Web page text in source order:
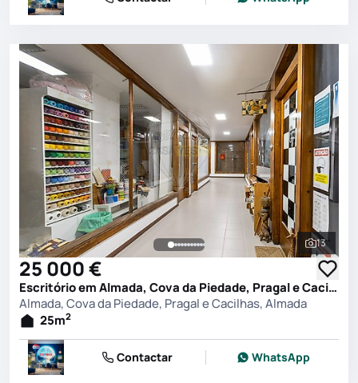
Ver
13
25 000 €
Escritório em Almada, Cova da Piedade, Pragal e Cacilhas, Almada
Almada, Cova da Piedade, Pragal e Cacilhas, Almada
25m2
Contactar WhatsApp